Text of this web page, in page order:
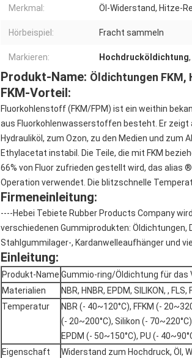
Merkmal: Öl-Widerstand, Hitze-
Hörbeispiel: Fracht sammeln
Markieren: Hochdrucköldichtung,
Produkt-Name: Öldichtungen FKM,
FKM-Vorteil:
Fluorkohlenstoff (FKM/FPM) ist ein weithin
aus Fluorkohlenwasserstoffen besteht. Er zeigt
Hydrauliköl, zum Ozon, zu den Medien und
Ethylacetat instabil. Die Teile, die mit FKM
66% von Fluor zufrieden gestellt wird, das alias
Operation verwendet. Die blitzschnelle
Firmeneinleitung:
----Hebei Tebiete Rubber Products Company
verschiedenen Gummiprodukten: Öldichtungen,
Stahlgummilager-, Kardanwelleaufhänger und
Einleitung:
Produkt-Name Gummio-ring/Öldichtung für das
Materialien
NBR, HNBR, EPDM, SILIKON, , FLS,
Temperatur
NBR (- 40~120°C), FFKM (-
(- 20~200°C), Silikon (- 70~220°C)
EPDM (- 50~150°C), PU (-
Eigenschaft
Widerstand zum Hochdruck, Öl,